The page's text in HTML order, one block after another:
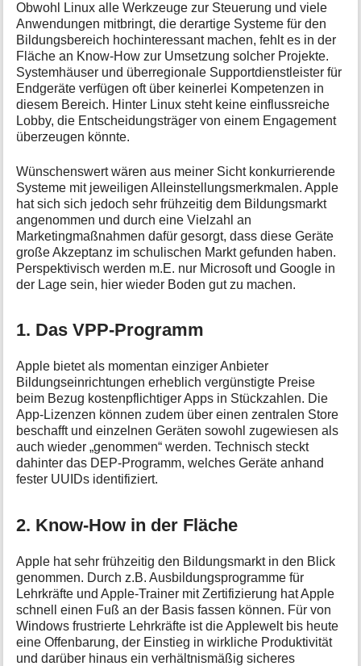
Obwohl Linux alle Werkzeuge zur Steuerung und viele
Anwendungen mitbringt, die derartige Systeme für den
Bildungsbereich hochinteressant machen, fehlt es in der
Fläche an Know-How zur Umsetzung solcher Projekte.
Systemhäuser und überregionale Supportdienstleister für
Endgeräte verfügen oft über keinerlei Kompetenzen in
diesem Bereich. Hinter Linux steht keine einflussreiche
Lobby, die Entscheidungsträger von einem Engagement
überzeugen könnte.
Wünschenswert wären aus meiner Sicht konkurrierende
Systeme mit jeweiligen Alleinstellungsmerkmalen. Apple
hat sich sich jedoch sehr frühzeitig dem Bildungsmarkt
angenommen und durch eine Vielzahl an
Marketingmaßnahmen dafür gesorgt, dass diese Geräte
große Akzeptanz im schulischen Markt gefunden haben.
Perspektivisch werden m.E. nur Microsoft und Google in
der Lage sein, hier wieder Boden gut zu machen.
1. Das VPP-Programm
Apple bietet als momentan einziger Anbieter
Bildungseinrichtungen erheblich vergünstigte Preise
beim Bezug kostenpflichtiger Apps in Stückzahlen. Die
App-Lizenzen können zudem über einen zentralen Store
beschafft und einzelnen Geräten sowohl zugewiesen als
auch wieder „genommen“ werden. Technisch steckt
dahinter das DEP-Programm, welches Geräte anhand
fester UUIDs identifiziert.
2. Know-How in der Fläche
Apple hat sehr frühzeitig den Bildungsmarkt in den Blick
genommen. Durch z.B. Ausbildungsprogramme für
Lehrkräfte und Apple-Trainer mit Zertifizierung hat Apple
schnell einen Fuß an der Basis fassen können. Für von
Windows frustrierte Lehrkräfte ist die Applewelt bis heute
eine Offenbarung, der Einstieg in wirkliche Produktivität
und darüber hinaus ein verhältnismäßig sicheres